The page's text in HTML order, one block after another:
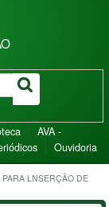
AVA -
Ouvidoria
LNSERÇÃO DE